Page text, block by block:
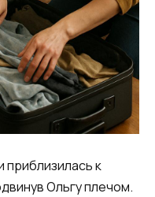
к
Ольгу плечом.